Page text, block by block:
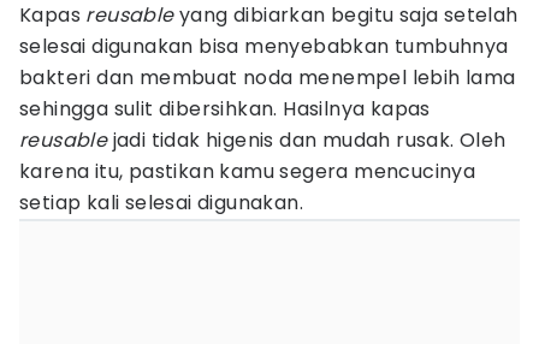
Kapas reusableyang dibiarkan begitu saja setelah
selesai digunakan bisa menyebabkan tumbuhnya
bakteri dan membuat noda menempel lebih lama
sehingga sulit dibersihkan. Hasilnya kapas
reusablejadi tidak higenis dan mudah rusak. Oleh
karena itu, pastikan kamu segera mencucinya
setiap kali selesai digunakan.